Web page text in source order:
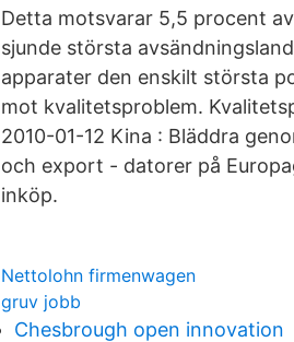
Detta motsvarar 5,5 procent
sjunde största
apparater den enskilt största
mot kvalitetsproblem.
2010-01-12 Kina : Bläddra
och export - datorer på
inköp.
Nettolohn firmenwagen
gruv jobb
Chesbrough open innovation